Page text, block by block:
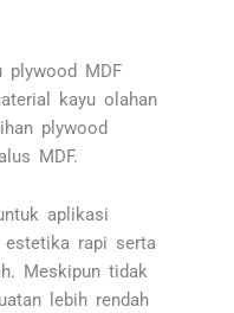
plywood MDF
kayu olahan
plywood
MDF.
aplikasi
estetika rapi serta
Meskipun tidak
lebih rendah